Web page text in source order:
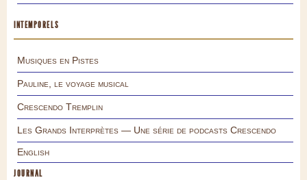
INTEMPORELS
Musiques en Pistes
Pauline, le voyage musical
Crescendo Tremplin
Les Grands Interprètes — Une série de podcasts Crescendo
English
JOURNAL